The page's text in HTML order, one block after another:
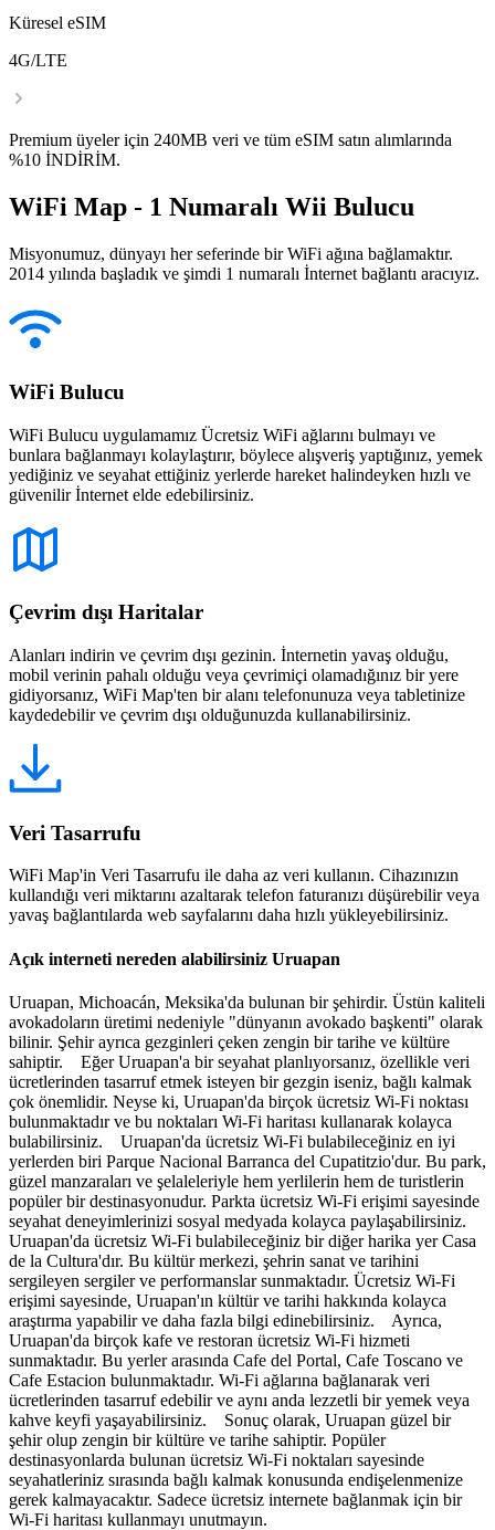
Küresel eSIM
4G/LTE
Premium üyeler için 240MB veri ve tüm eSIM satın alımlarında
%10 İNDİRİM.
WiFi Map - 1 Numaralı Wii Bulucu
Misyonumuz, dünyayı her seferinde bir WiFi ağına bağlamaktır.
2014 yılında başladık ve şimdi 1 numaralı İnternet bağlantı aracıyız.
WiFi Bulucu
WiFi Bulucu uygulamamız Ücretsiz WiFi ağlarını bulmayı ve
bunlara bağlanmayı kolaylaştırır, böylece alışveriş yaptığınız, yemek
yediğiniz ve seyahat ettiğiniz yerlerde hareket halindeyken hızlı ve
güvenilir İnternet elde edebilirsiniz.
Çevrim dışı Haritalar
Alanları indirin ve çevrim dışı gezinin. İnternetin yavaş olduğu,
mobil verinin pahalı olduğu veya çevrimiçi olamadığınız bir yere
gidiyorsanız, WiFi Map'ten bir alanı telefonunuza veya tabletinize
kaydedebilir ve çevrim dışı olduğunuzda kullanabilirsiniz.
Veri Tasarrufu
WiFi Map'in Veri Tasarrufu ile daha az veri kullanın. Cihazınızın
kullandığı veri miktarını azaltarak telefon faturanızı düşürebilir veya
yavaş bağlantılarda web sayfalarını daha hızlı yükleyebilirsiniz.
Açık interneti nereden alabilirsiniz Uruapan
Uruapan, Michoacán, Meksika'da bulunan bir şehirdir. Üstün kaliteli
avokadoların üretimi nedeniyle "dünyanın avokado başkenti" olarak
bilinir. Şehir ayrıca gezginleri çeken zengin bir tarihe ve kültüre
sahiptir. Eğer Uruapan'a bir seyahat planlıyorsanız, özellikle veri
ücretlerinden tasarruf etmek isteyen bir gezgin iseniz, bağlı kalmak
çok önemlidir. Neyse ki, Uruapan'da birçok ücretsiz Wi-Fi noktası
bulunmaktadır ve bu noktaları Wi-Fi haritası kullanarak kolayca
bulabilirsiniz. Uruapan'da ücretsiz Wi-Fi bulabileceğiniz en iyi
yerlerden biri Parque Nacional Barranca del Cupatitzio'dur. Bu park,
güzel manzaraları ve şelaleleriyle hem yerlilerin hem de turistlerin
popüler bir destinasyonudur. Parkta ücretsiz Wi-Fi erişimi sayesinde
seyahat deneyimlerinizi sosyal medyada kolayca paylaşabilirsiniz.
Uruapan'da ücretsiz Wi-Fi bulabileceğiniz bir diğer harika yer Casa
de la Cultura'dır. Bu kültür merkezi, şehrin sanat ve tarihini
sergileyen sergiler ve performanslar sunmaktadır. Ücretsiz Wi-Fi
erişimi sayesinde, Uruapan'ın kültür ve tarihi hakkında kolayca
araştırma yapabilir ve daha fazla bilgi edinebilirsiniz. Ayrıca,
Uruapan'da birçok kafe ve restoran ücretsiz Wi-Fi hizmeti
sunmaktadır. Bu yerler arasında Cafe del Portal, Cafe Toscano ve
Cafe Estacion bulunmaktadır. Wi-Fi ağlarına bağlanarak veri
ücretlerinden tasarruf edebilir ve aynı anda lezzetli bir yemek veya
kahve keyfi yaşayabilirsiniz. Sonuç olarak, Uruapan güzel bir
şehir olup zengin bir kültüre ve tarihe sahiptir. Popüler
destinasyonlarda bulunan ücretsiz Wi-Fi noktaları sayesinde
seyahatleriniz sırasında bağlı kalmak konusunda endişelenmenize
gerek kalmayacaktır. Sadece ücretsiz internete bağlanmak için bir
Wi-Fi haritası kullanmayı unutmayın.